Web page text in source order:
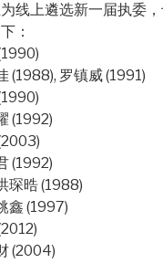
线上遴选新一届执委
：
(1988), 罗镇威 (1991)
(1992)
(1992)
琛晧 (1988)
鑫 (1997)
(2004)